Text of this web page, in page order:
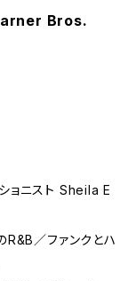
Bros.
ョニスト Sheila E
／ファンクとハ